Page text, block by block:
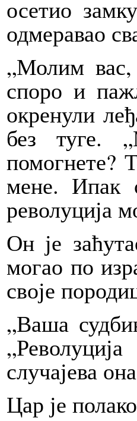
осетио
одмеравао
„Молим вас,
споро и
окренули
без туге.
помогнете?
мене. Ипак
револуција
Он је
могао по
своје
„Ваша
случајева
Цар је